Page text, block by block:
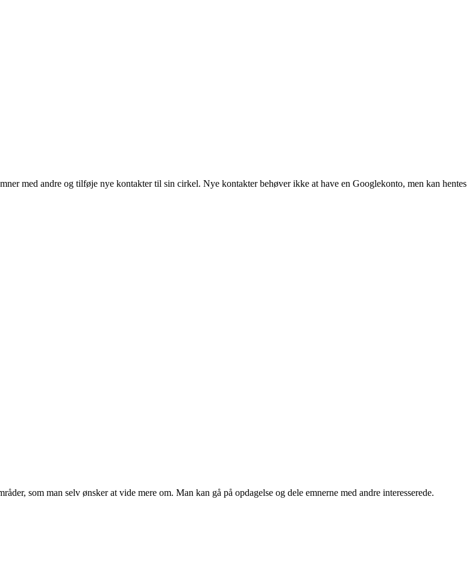
med andre og tilføje nye kontakter til sin cirkel. Nye kontakter behøver ikke at have en Googlekonto, men kan hentes
som man selv ønsker at vide mere om. Man kan gå på opdagelse og dele emnerne med andre interesserede.